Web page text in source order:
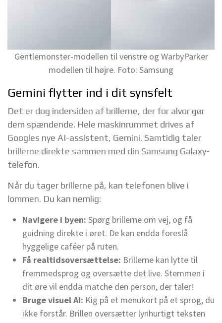
Gentlemonster-modellen til venstre og WarbyParker
modellen til højre. Foto: Samsung
Gemini flytter ind i dit synsfelt
Det er dog indersiden af brillerne, der for alvor gør
dem spændende. Hele maskinrummet drives af
Googles nye AI-assistent, Gemini. Samtidig taler
brillerne direkte sammen med din Samsung Galaxy-
telefon.
Når du tager brillerne på, kan telefonen blive i
lommen. Du kan nemlig:
Navigere i byen: Spørg brillerne om vej, og få
guidning direkte i øret. De kan endda foreslå
hyggelige caféer på ruten.
Få realtidsoversættelse: Brillerne kan lytte til
fremmedsprog og oversætte det live. Stemmen i
dit øre vil endda matche den person, der taler!
Bruge visuel AI: Kig på et menukort på et sprog, du
ikke forstår. Brillen oversætter lynhurtigt teksten